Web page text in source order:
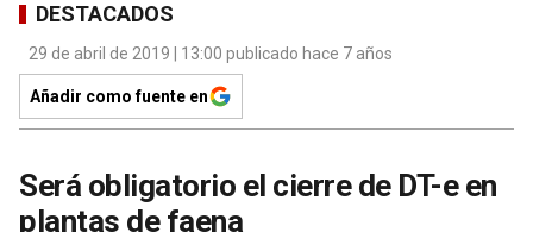
DESTACADOS
29 de abril de 2019 | 13:00 publicado hace 7 años
Añadir como fuente en
Será obligatorio el cierre de DT-e en
plantas de faena